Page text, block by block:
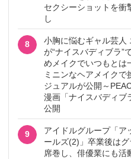
セクシーショットを衝
し
8
小胸に悩むギャル芸人
が“ナイスバディブラ”
めメイクでいつもとは
ミニンなヘアメイクで
ジュアルが公開～
漫画「ナイスバディブ
公開
9
アイドルグループ「ア
ールズ(2)」卒業後は
席巻し、俳優業にも活